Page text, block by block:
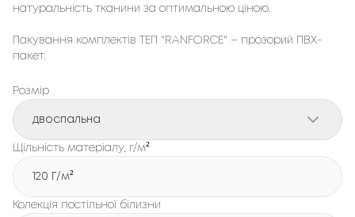
натуральність тканини за оптимальною ціною.
Пакування комплектів ТЕП "RANFORCE" – прозорий ПВХ-
пакет.
Розмір
двоспальна
Щільність матеріалу, г/м²
120 Г/м²
Колекція постільної білизни